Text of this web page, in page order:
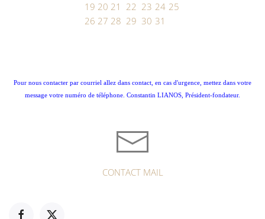
19 20 21 22 23 24 25
26 27 28 29 30 31
Pour nous contacter par courriel allez dans contact, en cas d'urgence, mettez dans votre
message votre numéro de téléphone. Constantin LIANOS, Président-fondateur.
CONTACT MAIL